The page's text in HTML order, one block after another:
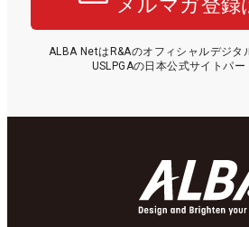
メルマガ登録
ALBA NetはR&Aのオフィシャルデジタ
USLPGAの日本公式サイトパー